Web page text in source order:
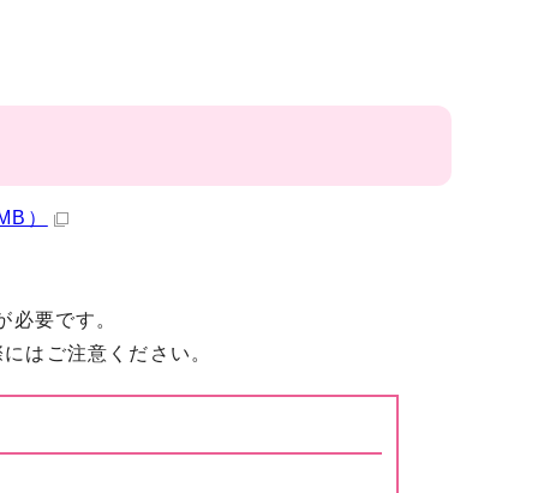
）
要です。
はご注意ください。